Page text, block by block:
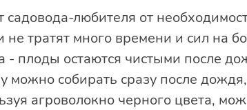
любителя от
тратят много времени и сил на
плоды остаются чистыми после
можно собирать сразу после
агроволокно черного цвета,